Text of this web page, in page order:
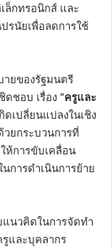
ล็กทรอนิกส์ และ
รนัยเพื่อลดการใช้
ายของรัฐมนตรี
ดชอบ เรื่อง “ครูและ
ดเปลี่ยนแปลงในเชิง
ยกระบวนการที่
ห้การขับเคลื่อน
การดำเนินการย้าย
นวคิดในการจัดทำ
และบุคลากร